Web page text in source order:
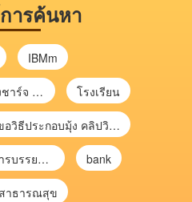
ารค้นหา
IBMm
-or-1304 ยี่ห้อเครื่องชาร์จ chargecore โรงเรียน
ฉันขอวิธีประกอบมุ้ง คลิปวิดีโอ การประกอบมุ้ง
เอกสารประกอบการบรรยาย การประเมินความเสี่ยงเพื่อวางแผนการตรวจสอบ \ bank
าธารณสุข